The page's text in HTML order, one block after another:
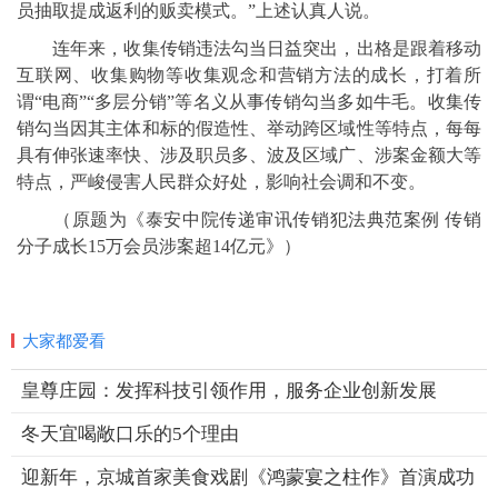
员抽取提成返利的贩卖模式。”上述认真人说。
连年来，收集传销违法勾当日益突出，出格是跟着移动
互联网、收集购物等收集观念和营销方法的成长，打着所
谓“电商”“多层分销”等名义从事传销勾当多如牛毛。收集传
销勾当因其主体和标的假造性、举动跨区域性等特点，每每
具有伸张速率快、涉及职员多、波及区域广、涉案金额大等
特点，严峻侵害人民群众好处，影响社会调和不变。
（原题为《泰安中院传递审讯传销犯法典范案例 传销
分子成长15万会员涉案超14亿元》）
大家都爱看
皇尊庄园：发挥科技引领作用，服务企业创新发展
冬天宜喝敞口乐的5个理由
迎新年，京城首家美食戏剧《鸿蒙宴之柱作》首演成功